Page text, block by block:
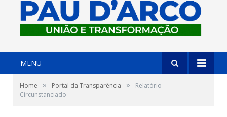
MENU
Home » Portal da Transparência »
Relatório
Circunstanciado